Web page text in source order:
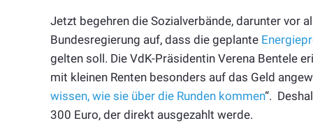
Jetzt begehren die Sozialverbände, darunter vor
Bundesregierung auf, dass die geplante
gelten soll. Die VdK-Präsidentin Verena Bentele
mit kleinen Renten besonders auf das Geld
wissen, wie sie über die Runden kommen“.
300 Euro, der direkt ausgezahlt werde.